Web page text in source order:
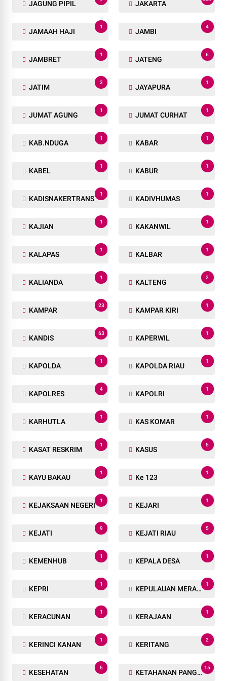
JAGUNG PIPIL JAKARTA
JAMAAH HAJI
1
JAMBI
4
JAMBRET
1
JATENG
6
JATIM
3
JAYAPURA
1
JUMAT AGUNG
1
JUMAT CURHAT
1
KAB.NDUGA
1
KABAR
1
KABEL
1
KABUR
1
KADISNAKERTRANS
1
KADIVHUMAS
1
KAJIAN
1
KAKANWIL
1
KALAPAS
1
KALBAR
1
KALIANDA
1
KALTENG
2
KAMPAR
23
KAMPAR KIRI
1
KANDIS
63
KAPERWIL
1
KAPOLDA
1
KAPOLDA RIAU
1
KAPOLRES
4
KAPOLRI
1
KARHUTLA
1
KAS KOMAR
1
KASAT RESKRIM
1
KASUS
5
KAYU BAKAU
1
Ke 123
1
KEJAKSAAN NEGERI
1
KEJARI
1
KEJATI
9
KEJATI RIAU
5
KEMENHUB
1
KEPALA DESA
1
KEPRI
1
KEPULAUAN MERANTI
1
KERACUNAN
1
KERAJAAN
1
KERINCI KANAN
1
KERITANG
2
KESEHATAN
5
KETAHANAN PANGAN
15